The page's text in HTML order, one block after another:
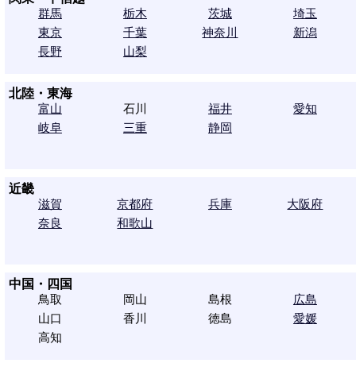
群馬
栃木 茨城
埼玉
東京
千葉 神奈川
新潟
長野
山梨
北陸・東海
富山
石川 福井
愛知
岐阜
三重 静岡
近畿
滋賀
京都府 兵庫
大阪府
奈良
和歌山
中国・四国
鳥取
岡山 島根
広島
山口
香川 徳島
愛媛
高知